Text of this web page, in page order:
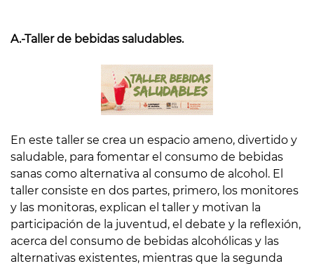
A.-Taller de bebidas saludables.
En este taller se crea un espacio ameno, divertido y
saludable, para fomentar el consumo de bebidas
sanas como alternativa al consumo de alcohol. El
taller consiste en dos partes, primero, los monitores
y las monitoras, explican el taller y motivan la
participación de la juventud, el debate y la reflexión,
acerca del consumo de bebidas alcohólicas y las
alternativas existentes, mientras que la segunda